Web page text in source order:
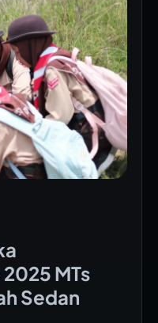
MTs
Sedan